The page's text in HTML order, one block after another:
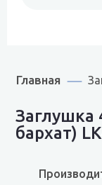
Главная
Заглушка
бархат)